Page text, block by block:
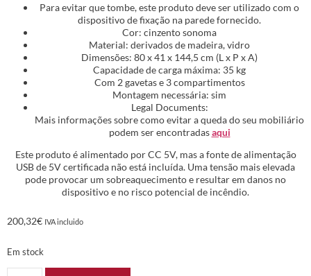
Para evitar que tombe, este produto deve ser utilizado com o
dispositivo de fixação na parede fornecido.
Cor: cinzento sonoma
Material: derivados de madeira, vidro
Dimensões: 80 x 41 x 144,5 cm (L x P x A)
Capacidade de carga máxima: 35 kg
Com 2 gavetas e 3 compartimentos
Montagem necessária: sim
Legal Documents:
Mais informações sobre como evitar a queda do seu mobiliário
podem ser encontradasaqui
Este produto é alimentado por CC 5V, mas a fonte de alimentação
USB de 5V certificada não está incluída. Uma tensão mais elevada
pode provocar um sobreaquecimento e resultar em danos no
dispositivo e no risco potencial de incêndio.
200,32€ IVA incluido
Em stock